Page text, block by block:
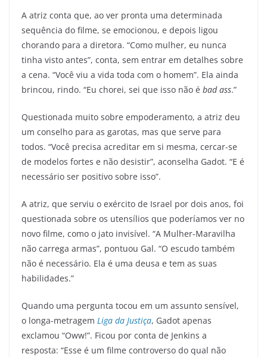
A atriz conta que, ao ver pronta uma determinada
sequência do filme, se emocionou, e depois ligou
chorando para a diretora. “Como mulher, eu nunca
tinha visto antes”, conta, sem entrar em detalhes sobre
a cena. “Você viu a vida toda com o homem”. Ela ainda
brincou, rindo. “Eu chorei, sei que isso não é bad ass.”
Questionada muito sobre empoderamento, a atriz deu
um conselho para as garotas, mas que serve para
todos. “Você precisa acreditar em si mesma, cercar-se
de modelos fortes e não desistir”, aconselha Gadot. “E é
necessário ser positivo sobre isso”.
A atriz, que serviu o exército de Israel por dois anos, foi
questionada sobre os utensílios que poderíamos ver no
novo filme, como o jato invisível. “A Mulher-Maravilha
não carrega armas”, pontuou Gal. “O escudo também
não é necessário. Ela é uma deusa e tem as suas
habilidades.”
Quando uma pergunta tocou em um assunto sensível,
o longa-metragem Liga da Justiça, Gadot apenas
exclamou “Oww!”. Ficou por conta de Jenkins a
resposta: “Esse é um filme controverso do qual não